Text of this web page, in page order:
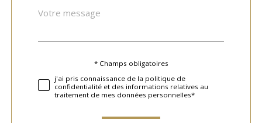
Fieldset
Message
*
Validation* Champs obligatoires
j'ai pris connaissance de la politique de
confidentialité et des informations relatives au
traitement de mes données personnelles*